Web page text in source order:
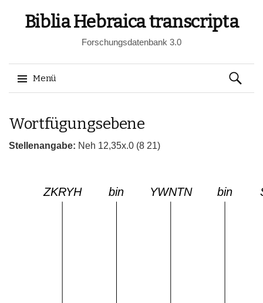
Biblia Hebraica transcripta
Forschungsdatenbank 3.0
Menü
zum
Suchen
nach:
Wortfügungsebene
Stellenangabe: Neh 12,35x.0 (8 21)